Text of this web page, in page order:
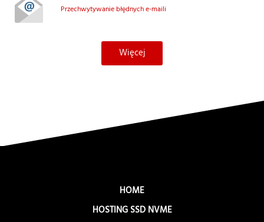
Przechwytywanie błędnych e-maili
Więcej
HOME
HOSTING SSD NVME